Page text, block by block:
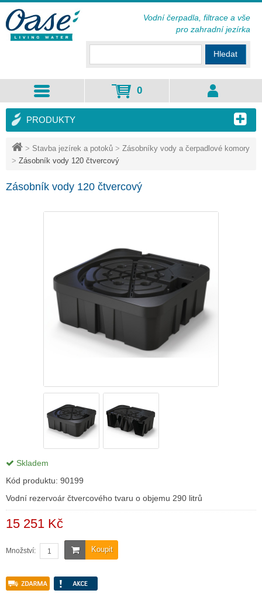
> Stavba jezírek a potoků > Zásobníky vody a čerpadlové komory
> Zásobník vody 120 čtvercový
Zásobník vody 120 čtvercový
Skladem
Kód produktu: 90199
Vodní rezervoár čtvercového tvaru o objemu 290 litrů
15 251 Kč
Koupit
Množství:
PRODUKTY
Hledat
0
Vodní čerpadla, filtrace a vše
pro zahradní jezírka